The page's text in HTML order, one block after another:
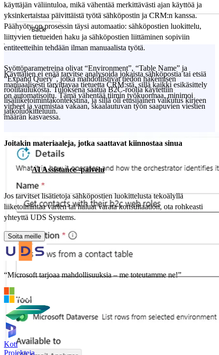
Syöttöparametreina olivat “Environment”, “Table Name” ja
“Expand Query”, jotka mahdollistivat tiedon hakemisen
roolitaulukosta. Tuloksena saatua B2C-roolia käytettiin
lisäliiketoimintakontekstina, ja sillä oli etusijainen vaikutus kirjeen
jatkoluokitteluun.
käyttäjän väliintuloa, mikä vähentää merkittävästi ajan käyttöä ja
yksinkertaistaa päivittäistä työtä sähköpostin ja CRM:n kanssa.
Päähyöty on prosessin täysi automaatio: sähköpostien luokittelu,
liittyvien tietueiden haku ja sähköpostien liittäminen sopiviin
entiteetteihin tehdään ilman manuaalista työtä.
Käyttäjien ei enää tarvitse analysoida jokaista sähköpostia tai etsiä
manuaalisesti tarvittavaa tietuetta CRM:stä, sillä kaikki esikäsittely
on automatisoitu. Tämä vähentää tiimin työkuormaa, minimoi
virheet ja varmistaa vakaan, skaalautuvan työn saapuvien viestien
määrän kasvaessa.
Joitakin materiaaleja, jotka saattavat kiinnostaa sinua
AI Assistance -palvelu
Jos tarvitset lisätietoja sähköpostien luokittelusta tekoälyllä
liiketoimintaa varten tai haluat varata konsultaation, ota rohkeasti
yhteyttä UDS Systems.
Soita meille
“Microsoft tarjoaa mahdollisuuksia – me toteutamme ne!”
Koti
Projekteja